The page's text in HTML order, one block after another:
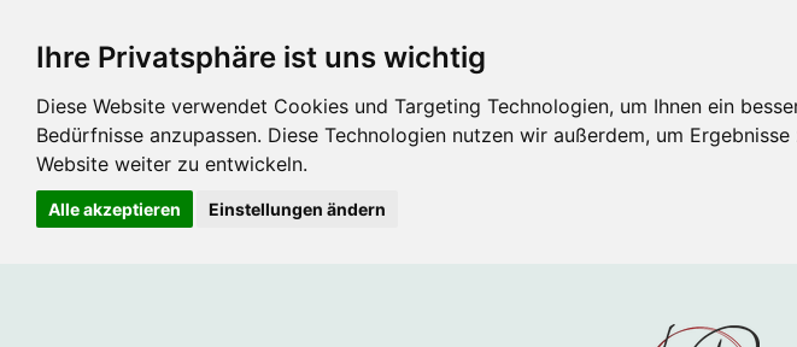
Ihre Privatsphäre ist uns wichtig
Diese Website verwendet Cookies und Targeting Technologien, um Ihnen ein
Bedürfnisse anzupassen. Diese Technologien nutzen wir außerdem, um
Website weiter zu entwickeln.
Alle akzeptieren Einstellungen ändern
Hauptinhalt